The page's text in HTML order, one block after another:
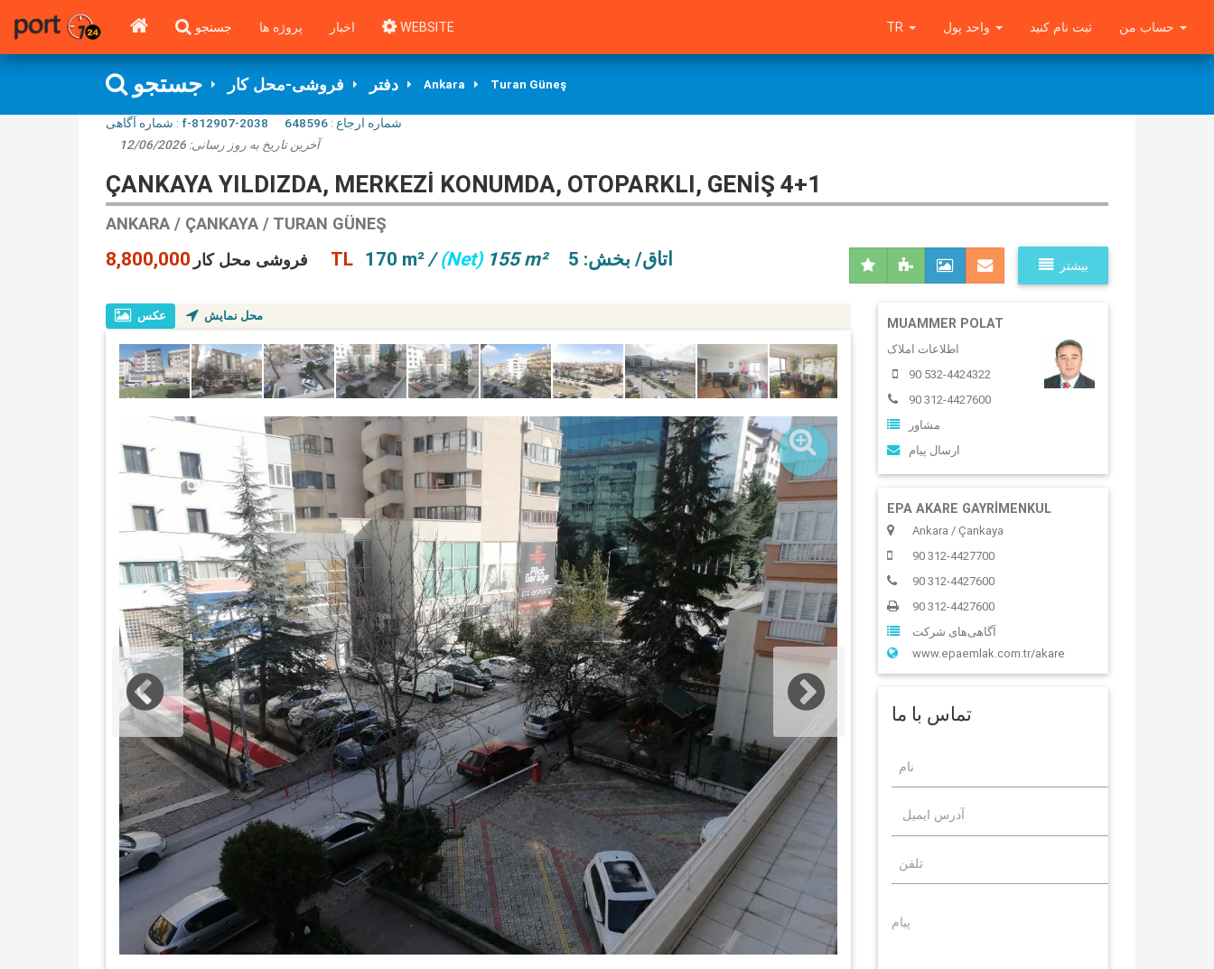
جستجو پروژه ها اخبار WEBSITE ثبت نام کنید TR
جستجو فروشی-محل کار دفتر Ankara Turan Güneş
شماره آگاهی‌ : f-812907-2038 شماره ارجاع : 648596
آخرین تاریخ به روز رسانی: 12/06/2026
ÇANKAYA YILDIZDA, MERKEZI KONUMDA, OTOPARKLI, GENIŞ 4+1
ANKARA / ÇANKAYA / TURAN GÜNEŞ
فروشی محل کار
8,800,000 TL 170 m²/(Net)155 m² اتاق/ بخش: 5 بیشتر
عکس محل نمایش MUAMMER POLAT
اطلاعات املاک
90 532-4424322
90 312-4427600
مشاور
ارسال پیام
EPA AKARE GAYRİMENKUL
Ankara / Çankaya
90 312-4427700
90 312-4427600
90 312-4427600
آگاهی‌‌های شرکت
www.epaemlak.com.tr/akare
تماس با ما